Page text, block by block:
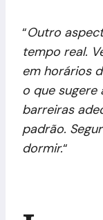
“Outro
tempo real.
em horários
o que sugere
barreiras
padrão.
dormir.“